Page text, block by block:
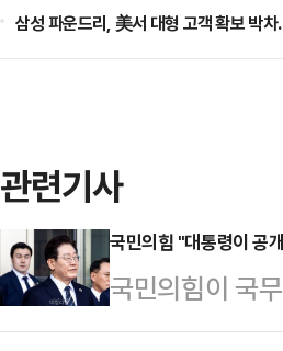
삼성 파운드리, 美서 대형 고객 확보 박
관련기사
국민의힘 "대통령이 공
국민의힘이 국
히 넘어가면 고